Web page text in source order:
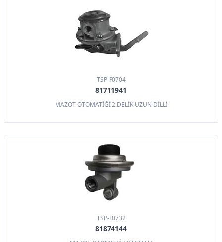
TSP-F0704
81711941
MAZOT OTOMATİĞİ 2.DELİK UZUN DİLLİ
TSP-F0732
81874144